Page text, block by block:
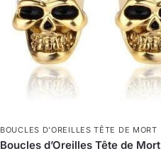
BOUCLES D'OREILLES TÊTE DE MORT
Boucles d’Oreilles Tête de Mort